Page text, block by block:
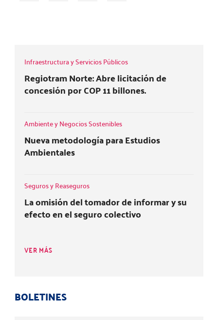
k
+
n
Infraestructura y Servicios Públicos
Regiotram Norte: Abre licitación de
concesión por COP 11 billones.
Ambiente y Negocios Sostenibles
Nueva metodología para Estudios
Ambientales
Seguros y Reaseguros
La omisión del tomador de informar y su
efecto en el seguro colectivo
VER MÁS
BOLETINES